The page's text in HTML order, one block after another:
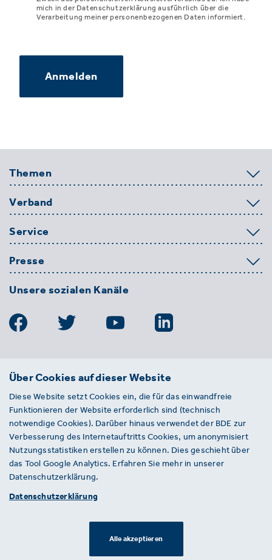
mich in der Datenschutzerklärung ausführlich über die
Verarbeitung meiner personenbezogenen Daten informiert.
Anmelden
Themen
Verband
Service
Presse
Unsere sozialen Kanäle
BDE
Entsorgungs-, Wasser- und
Kreislaufwirtschaft e. V.
Von-der-Heydt-Straße 2
D 10785 Berlin
Sie haben einen Fehler auf unserer Website
gefunden? Ihnen ist ein defekter Link
aufgefallen? Wir freuen uns über Ihren
Über Cookies auf dieser Website
Diese Website setzt Cookies ein, die für das einwandfreie
Funktionieren der Website erforderlich sind (technisch
notwendige Cookies). Darüber hinaus verwendet der BDE zur
Verbesserung des Internetauftritts Cookies, um anonymisiert
Nutzungsstatistiken erstellen zu können. Dies geschieht über
das Tool Google Analytics. Erfahren Sie mehr in unserer
Datenschutzerklärung.
Datenschutzerklärung
Alle akzeptieren